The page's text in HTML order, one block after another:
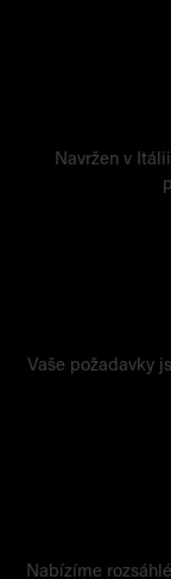
Navržen v
Vaše požadavky
Nabízíme